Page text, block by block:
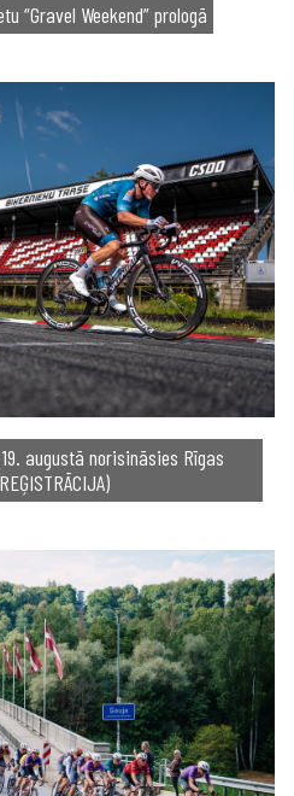
“Gravel Weekend” prologā
augustā norisināsies Rīgas